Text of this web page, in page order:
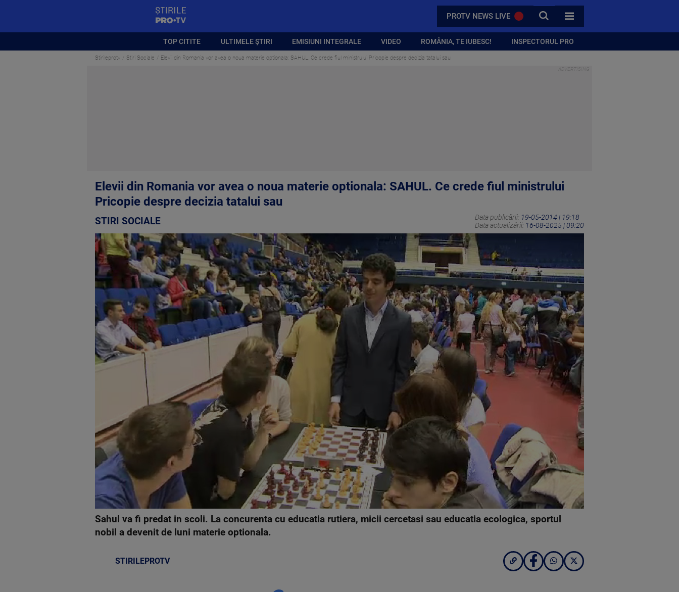
PROTV NEWS LIVE CAUTA
TOATE CATEGORIILE
TOP CITITE ULTIMELE ȘTIRI EMISIUNI INTEGRALE VIDEO ROMÂNIA, TE IUBESC! INSPECTORUL PRO
Stirileprotv Stiri Sociale Elevii din Romania vor avea o noua materie optionala: SAHUL. Ce crede fiul ministrului Pricopie despre decizia tatalui sau
Elevii din Romania vor avea o noua materie optionala: SAHUL. Ce crede fiul ministrului
Pricopie despre decizia tatalui sau
STIRI SOCIALE Data publicării: 19-05-2014 | 19:18
Data actualizării: 16-08-2025 | 09:20
Sahul va fi predat in scoli. La concurenta cu educatia rutiera, micii cercetasi sau educatia ecologica, sportul
nobil a devenit de luni materie optionala.
STIRILEPROTV